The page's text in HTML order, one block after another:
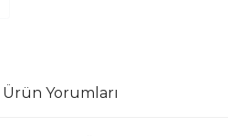
Ürün Yorumları